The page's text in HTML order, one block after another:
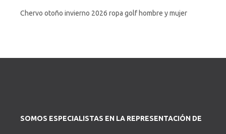
Chervo otoño invierno 2026 ropa golf hombre y mujer
SOMOS ESPECIALISTAS EN LA REPRESENTACIÓN DE